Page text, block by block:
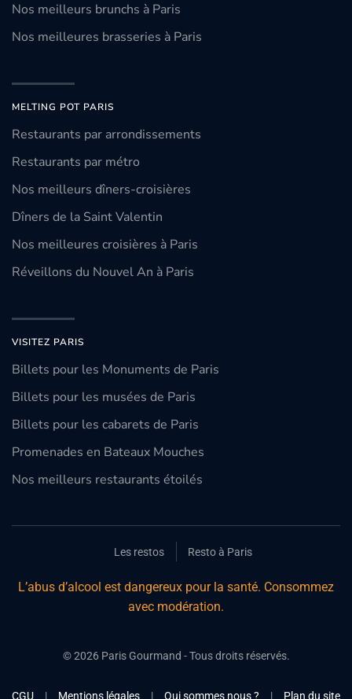
Nos meilleurs brunchs à Paris
Nos meilleures brasseries à Paris
MELTING POT PARIS
Restaurants par arrondissements
Restaurants par métro
Nos meilleurs dîners-croisières
Dîners de la Saint Valentin
Nos meilleures croisières à Paris
Réveillons du Nouvel An à Paris
VISITEZ PARIS
Billets pour les Monuments de Paris
Billets pour les musées de Paris
Billets pour les cabarets de Paris
Promenades en Bateaux Mouches
Nos meilleurs restaurants étoilés
Les restos Resto à Paris
L’abus d’alcool est dangereux pour la santé. Consommez
avec modération.
©2026Paris Gourmand - Tous droits réservés.
CGU | Mentions légales | Qui sommes nous ? | Plan du site